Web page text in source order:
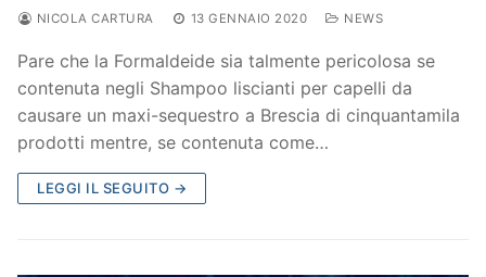
NICOLA CARTURA 13 GENNAIO 2020 NEWS
Pare che la Formaldeide sia talmente pericolosa se
contenuta negli Shampoo liscianti per capelli da
causare un maxi-sequestro a Brescia di cinquantamila
prodotti mentre, se contenuta come…
LEGGI IL SEGUITO →